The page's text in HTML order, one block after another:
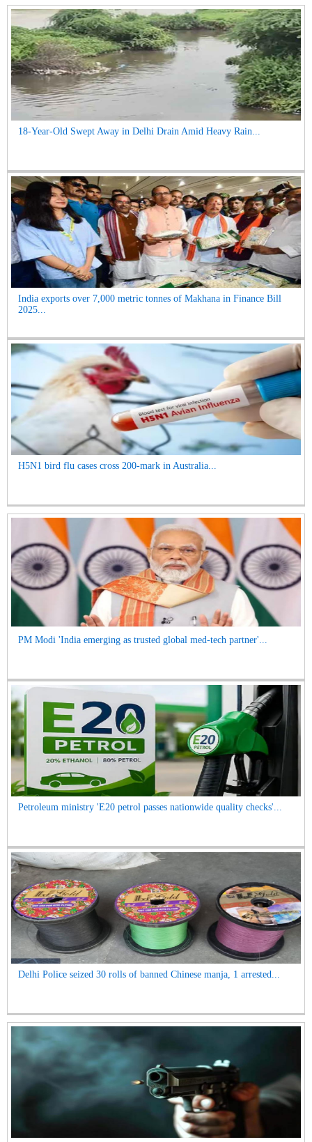
18-Year-Old Swept Away in Delhi Drain Amid Heavy Rain...
India exports over 7,000 metric tonnes of Makhana in Finance Bill
2025...
H5N1 bird flu cases cross 200-mark in Australia...
PM Modi 'India emerging as trusted global med-tech partner'...
Petroleum ministry 'E20 petrol passes nationwide quality checks'...
Delhi Police seized 30 rolls of banned Chinese manja, 1 arrested...